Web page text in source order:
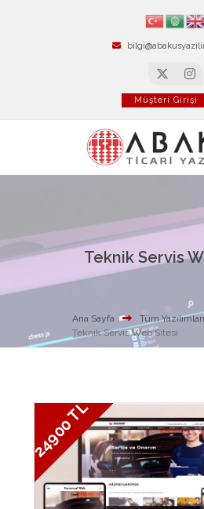
Müşteri Girişi
Teknik Servis
Ana Sayfa
Tüm
Teknik Servis Web Sitesi
24900 TL